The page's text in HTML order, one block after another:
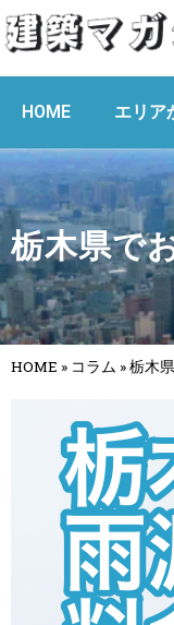
HOME エリア
栃木県で
HOME » コラム »栃木